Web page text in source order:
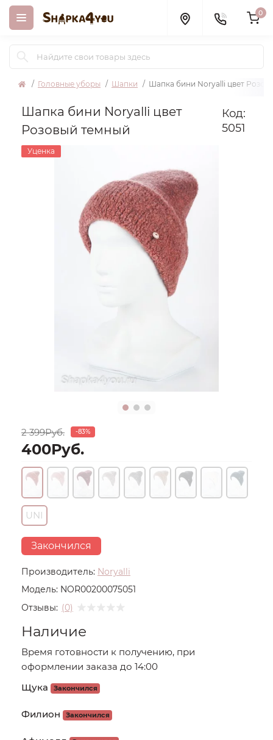
0
Головные уборы Шапки Шапка бини Noryalli цвет
Шапка бини Noryalli цвет
Розовый темный
Код:
5051
Уценка
Производитель: Noryalli
Модель: NOR00200075051
Отзывы: (0)
2 399Руб. -83%
400Руб.
UNI
Закончился
Наличие
Время готовности к получению, при
оформлении заказа до 14:00
Щука
Закончился
Филион Закончился